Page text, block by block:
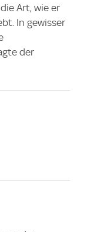
Art, wie er
In gewisser
der